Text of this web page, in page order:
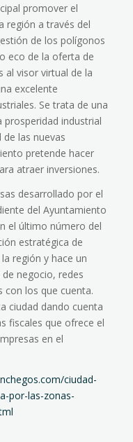
promover el
región a través del
de los polígonos
eco de la oferta de
al visor virtual de la
excelente
Se trata de una
industrial
las nuevas
pretende hacer
atraer inversiones.
desarrollado por el
del Ayuntamiento
el último número del
estratégica de
región y hace un
negocio, redes
con los que cuenta.
ciudad dando cuenta
fiscales que ofrece el
en el
ciudad-
por-las-zonas-